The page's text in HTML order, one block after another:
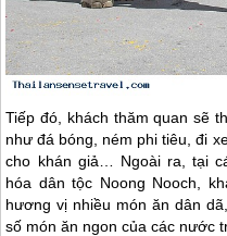
Tiếp đó, khách thăm quan sẽ
như đá bóng, ném phi tiêu, đi
cho khán giả… Ngoài ra, tại
hóa dân tộc Noong Nooch,
hương vị nhiều món ăn dân
số món ăn ngon của các nước